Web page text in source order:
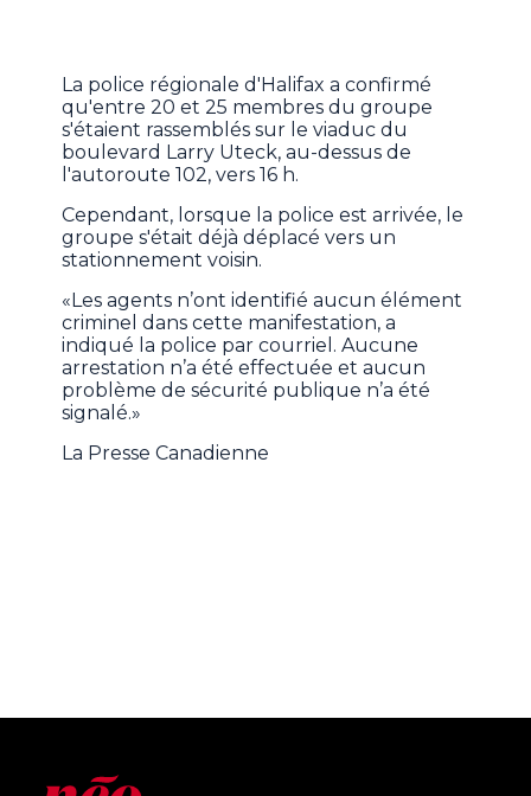
La police régionale d'Halifax a confirmé
qu'entre 20 et 25 membres du groupe
s'étaient rassemblés sur le viaduc du
boulevard Larry Uteck, au-dessus de
l'autoroute 102, vers 16 h.
Cependant, lorsque la police est arrivée, le
groupe s'était déjà déplacé vers un
stationnement voisin.
«Les agents n’ont identifié aucun élément
criminel dans cette manifestation, a
indiqué la police par courriel. Aucune
arrestation n’a été effectuée et aucun
problème de sécurité publique n’a été
signalé.»
La Presse Canadienne